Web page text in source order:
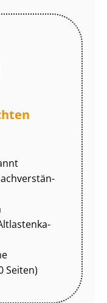
Seiten)